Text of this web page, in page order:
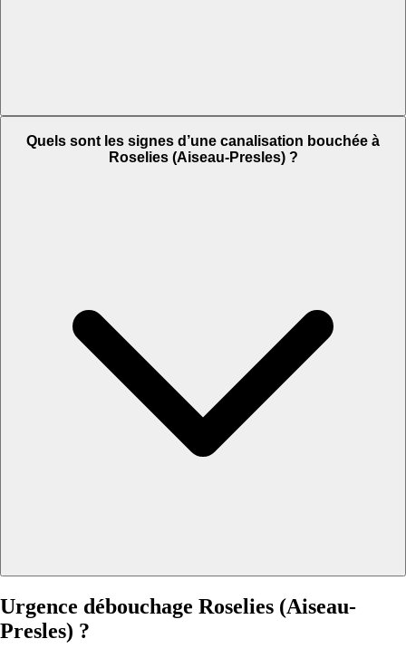
Quels sont les signes d’une canalisation bouchée à
Roselies (Aiseau-Presles) ?
Urgence débouchage Roselies (Aiseau-
Presles) ?